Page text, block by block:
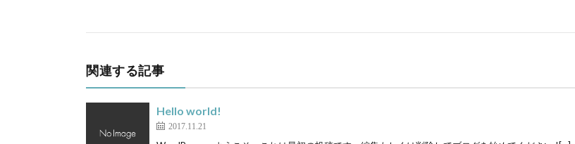
関連する記事
Hello world!
2017.11.21